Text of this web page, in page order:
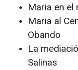
Maria en el
Maria al
Obando
La
Salinas